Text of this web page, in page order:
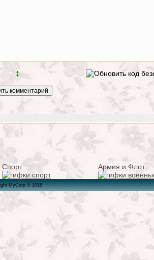
Спорт Армия и Флот
MyCorp © 2018